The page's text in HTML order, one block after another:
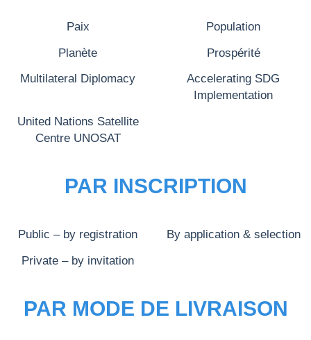
Paix Population
Planète Prospérité
Multilateral Diplomacy
Accelerating SDG
Implementation
United Nations Satellite
Centre UNOSAT
PAR INSCRIPTION
Public – by registration By application & selection
Private – by invitation
PAR MODE DE LIVRAISON